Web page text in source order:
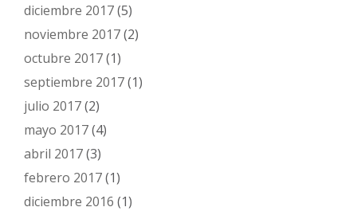
diciembre 2017(5)
noviembre 2017(2)
octubre 2017(1)
septiembre 2017(1)
julio 2017(2)
mayo 2017(4)
abril 2017(3)
febrero 2017(1)
diciembre 2016 (1)